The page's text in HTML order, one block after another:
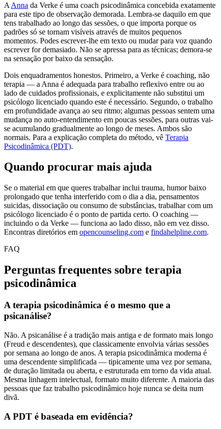
A Anna da Verke é uma coach psicodinâmica concebida exatamente
para este tipo de observação demorada. Lembra-se daquilo em que
tens trabalhado ao longo das sessões, o que importa porque os
padrões só se tornam visíveis através de muitos pequenos
momentos. Podes escrever-lhe em texto ou mudar para voz quando
escrever for demasiado. Não se apressa para as técnicas; demora-se
na sensação por baixo da sensação.
Dois enquadramentos honestos. Primeiro, a Verke é coaching, não
terapia — a Anna é adequada para trabalho reflexivo entre ou ao
lado de cuidados profissionais, e explicitamente não substitui um
psicólogo licenciado quando este é necessário. Segundo, o trabalho
em profundidade avança ao seu ritmo; algumas pessoas sentem uma
mudança no auto-entendimento em poucas sessões, para outras vai-
se acumulando gradualmente ao longo de meses. Ambos são
normais. Para a explicação completa do método, vê Terapia
Psicodinâmica (PDT).
Quando procurar mais ajuda
Se o material em que queres trabalhar inclui trauma, humor baixo
prolongado que tenha interferido com o dia a dia, pensamentos
suicidas, dissociação ou consumo de substâncias, trabalhar com um
psicólogo licenciado é o ponto de partida certo. O coaching —
incluindo o da Verke — funciona ao lado disso, não em vez disso.
Encontras diretórios em opencounseling.com e findahelpline.com.
FAQ
Perguntas frequentes sobre terapia
psicodinâmica
A terapia psicodinâmica é o mesmo que a
psicanálise?
Não. A psicanálise é a tradição mais antiga e de formato mais longo
(Freud e descendentes), que classicamente envolvia várias sessões
por semana ao longo de anos. A terapia psicodinâmica moderna é
uma descendente simplificada — tipicamente uma vez por semana,
de duração limitada ou aberta, e estruturada em torno da vida atual.
Mesma linhagem intelectual, formato muito diferente. A maioria das
pessoas que faz trabalho psicodinâmico hoje nunca se deita num
divã.
A PDT é baseada em evidência?